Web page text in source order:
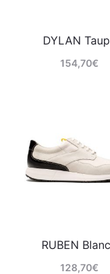
DYLAN
154,70€
RUBEN
128,70€